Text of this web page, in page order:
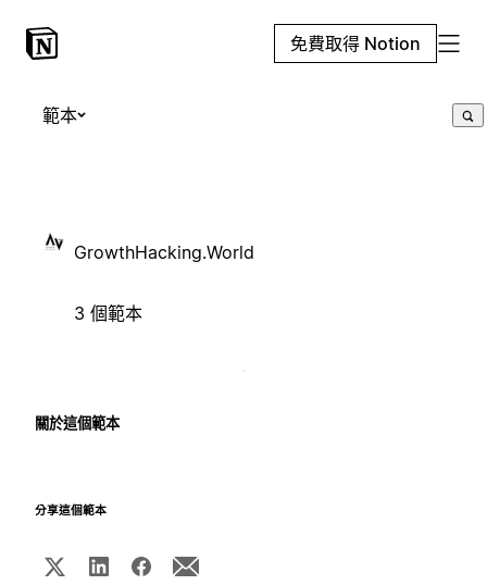
免費取得 Notion
範本
GrowthHacking.World
3 個範本
關於這個範本
分享這個範本